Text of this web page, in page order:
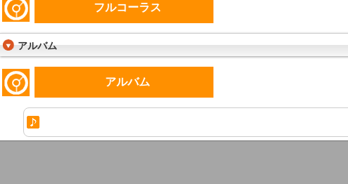
フルコーラス
アルバム
アルバム